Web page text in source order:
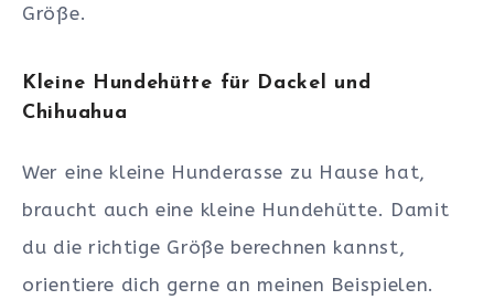
Größe.
Kleine Hundehütte für Dackel und
Chihuahua
Wer eine kleine Hunderasse zu Hause hat,
braucht auch eine kleine Hundehütte. Damit
du die richtige Größe berechnen kannst,
orientiere dich gerne an meinen Beispielen.